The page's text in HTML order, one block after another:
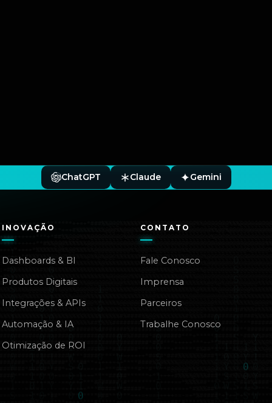
ChatGPT Claude Gemini
INOVAÇÃO
Dashboards & BI
Produtos Digitais
Integrações & APIs
Automação & IA
Otimização de ROI
CONTATO
Fale Conosco
Imprensa
Parceiros
Trabalhe Conosco